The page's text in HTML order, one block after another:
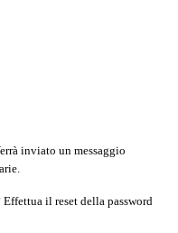
inviato un messaggio
il reset della password